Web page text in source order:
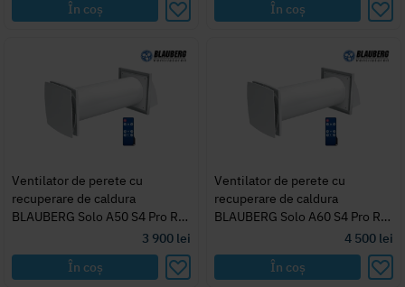
În coș
În coș
Ventilator de perete cu
recuperare de caldura
BLAUBERG Solo A50 S4 Pro R
3 900 lei
În coș
Ventilator de perete cu
recuperare de caldura
BLAUBERG Solo A60 S4 Pro R
4 500 lei
În coș